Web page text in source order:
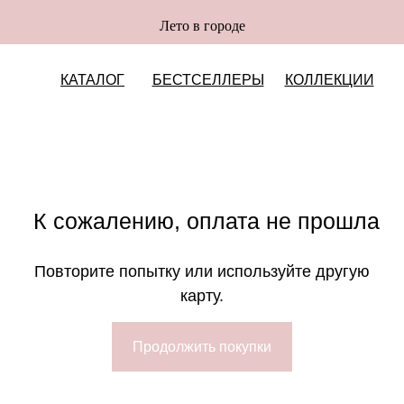
Лето в городе
КАТАЛОГ БЕСТСЕЛЛЕРЫ КОЛЛЕКЦИИ
Повторите попытку или используйте другую
карту.
К сожалению, оплата не прошла
Продолжить покупки
Оплата частями